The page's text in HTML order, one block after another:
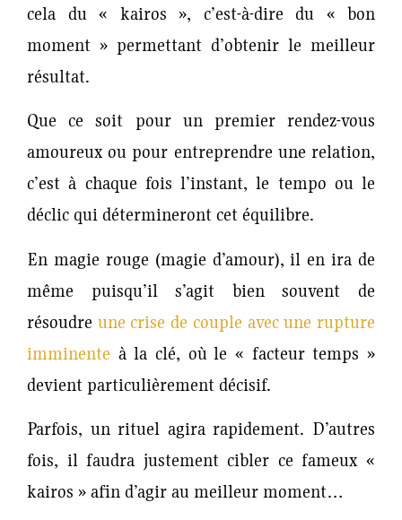
cela du « kairos », c’est-à-dire du « bon
moment » permettant d’obtenir le meilleur
résultat.
Que ce soit pour un premier rendez-vous
amoureux ou pour entreprendre une relation,
c’est à chaque fois l’instant, le tempo ou le
déclic qui détermineront cet équilibre.
En magie rouge (magie d’amour), il en ira de
même puisqu’il s’agit bien souvent de
résoudre une crise de couple avec une rupture
imminente à la clé, où le « facteur temps »
devient particulièrement décisif.
Parfois, un rituel agira rapidement. D’autres
fois, il faudra justement cibler ce fameux «
kairos » afin d’agir au meilleur moment…